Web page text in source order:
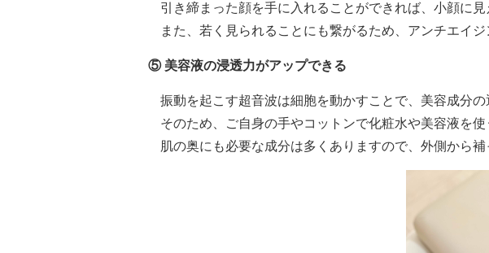
引き締まった顔を手に入れることができれば、小顔に
また、若く見られることにも繋がるため、アンチエイジ
⑤ 美容液の浸透力がアップできる
振動を起こす超音波は細胞を動かすことで、美容成分
そのため、ご自身の手やコットンで化粧水や美容液を
肌の奥にも必要な成分は多くありますので、外側から